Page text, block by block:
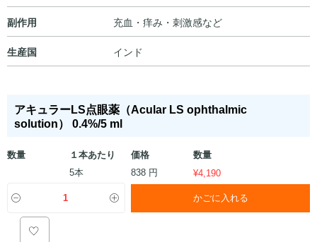
副作用 充血・痒み・刺激感など
生産国 インド
アキュラーLS点眼薬（Acular LS ophthalmic
solution） 0.4%/5 ml
数量 １本あたり 価格
数量
5本
838 円 ¥4,190
かごに入れる